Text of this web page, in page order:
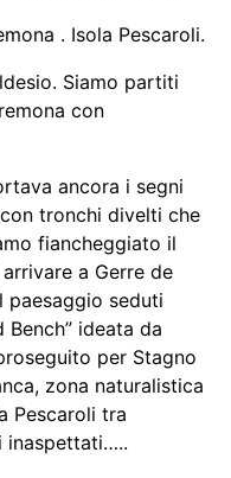
. Isola Pescaroli.
Siamo partiti
con
ancora i segni
tronchi divelti che
fiancheggiato il
a Gerre de
seduti
Bench” ideata da
per Stagno
zona naturalistica
Pescaroli tra
inaspettati…..